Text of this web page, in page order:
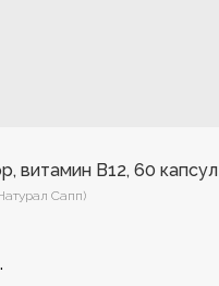
витамин В12, 60 капсул
Сапп)